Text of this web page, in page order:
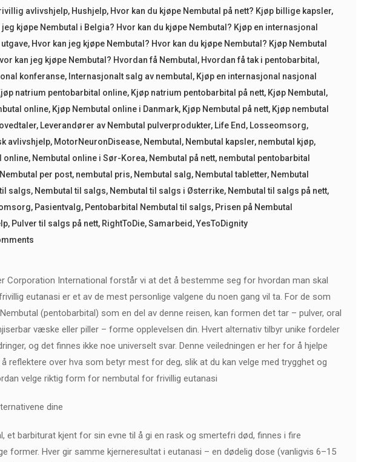
avlivshjelp, Hushjelp, Hvor kan du kjøpe Nembutal på nett? Kjøp billige kapsler,
jeg kjøpe Nembutal i Belgia? Hvor kan du kjøpe Nembutal? Kjøp en internasjonal
, Hvor kan jeg kjøpe Nembutal? Hvor kan du kjøpe Nembutal? Kjøp Nembutal
kan jeg kjøpe Nembutal? Hvordan få Nembutal , Hvordan få tak i pentobarbital ,
konferanse, Internasjonalt salg av nembutal , Kjøp en internasjonal nasjonal
natrium pentobarbital online, Kjøp natrium pentobarbital på nett, Kjøp Nembutal ,
online, Kjøp Nembutal online i Danmark, Kjøp Nembutal på nett, Kjøp nembutal
, Leverandører av Nembutal pulverprodukter, Life End , Losseomsorg,
avlivshjelp, MotorNeuronDisease, Nembutal , Nembutal kapsler, nembutal kjøp,
online, Nembutal online i Sør-Korea, Nembutal på nett, nembutal pentobarbital
Nembutal per post, nembutal pris, Nembutal salg, Nembutal tabletter, Nembutal
salgs, Nembutal til salgs, Nembutal til salgs i Østerrike, Nembutal til salgs på nett,
, Pasientvalg, Pentobarbital Nembutal til salgs, Prisen på Nembutal
, Pulver til salgs på nett, RightToDie,Samarbeid ,YesToDignity
Corporation International forstår vi at det å bestemme seg for hvordan man skal
eutanasi er et av de mest personlige valgene du noen gang vil ta. For de som
(pentobarbital) som en del av denne reisen, kan formen det tar – pulver, oral
væske eller piller – forme opplevelsen din. Hvert alternativ tilbyr unike fordeler
og det finnes ikke noe universelt svar. Denne veiledningen er her for å hjelpe
reflektere over hva som betyr mest for deg, slik at du kan velge med trygghet og
velge riktig form for nembutal for frivillig eutanasi
dine
et barbiturat kjent for sin evne til å gi en rask og smertefri død, finnes i fire
former. Hver gir samme kjerneresultat i eutanasi – en dødelig dose (vanligvis 6–15